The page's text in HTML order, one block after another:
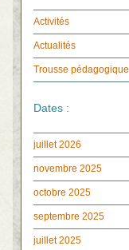
Activités
Actualités
Trousse pédagogique
Dates :
juillet 2026
novembre 2025
octobre 2025
septembre 2025
juillet 2025